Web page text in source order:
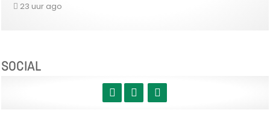
23 uur ago
SOCIAL